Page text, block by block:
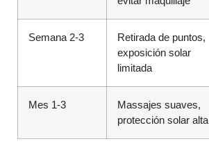
Semana 2-3
Retirada de puntos,
exposición solar
limitada
Mes 1-3
Massajes suaves,
protección solar alta